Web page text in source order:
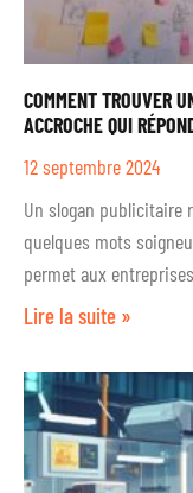
COMMENT TROUVER
ACCROCHE QUI
12 septembre 2024
Un slogan publicitaire
quelques mots
permet aux
Lire la suite »